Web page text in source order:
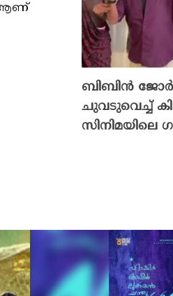
ആണ്
ബിബിൻ
ചുവടുവെച്ച്
സിനിമയിലെ